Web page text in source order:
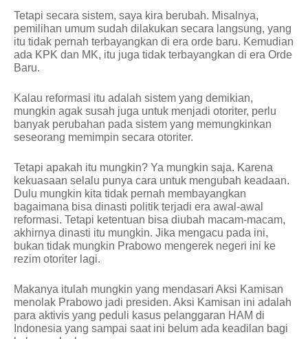
Tetapi secara sistem, saya kira berubah. Misalnya,
pemilihan umum sudah dilakukan secara langsung, yang
itu tidak pernah terbayangkan di era orde baru. Kemudian
ada KPK dan MK, itu juga tidak terbayangkan di era Orde
Baru.
Kalau reformasi itu adalah sistem yang demikian,
mungkin agak susah juga untuk menjadi otoriter, perlu
banyak perubahan pada sistem yang memungkinkan
seseorang memimpin secara otoriter.
Tetapi apakah itu mungkin? Ya mungkin saja. Karena
kekuasaan selalu punya cara untuk mengubah keadaan.
Dulu mungkin kita tidak pernah membayangkan
bagaimana bisa dinasti politik terjadi era awal-awal
reformasi. Tetapi ketentuan bisa diubah macam-macam,
akhirnya dinasti itu mungkin. Jika mengacu pada ini,
bukan tidak mungkin Prabowo mengerek negeri ini ke
rezim otoriter lagi.
Makanya itulah mungkin yang mendasari Aksi Kamisan
menolak Prabowo jadi presiden. Aksi Kamisan ini adalah
para aktivis yang peduli kasus pelanggaran HAM di
Indonesia yang sampai saat ini belum ada keadilan bagi